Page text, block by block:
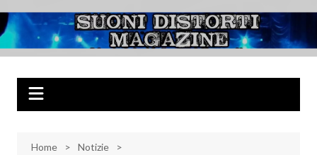
al
contenuto
Suoni Distorti
Magazine
Musica Rock, Metal, Punk e varie sonorità alternative
Home
Notizie